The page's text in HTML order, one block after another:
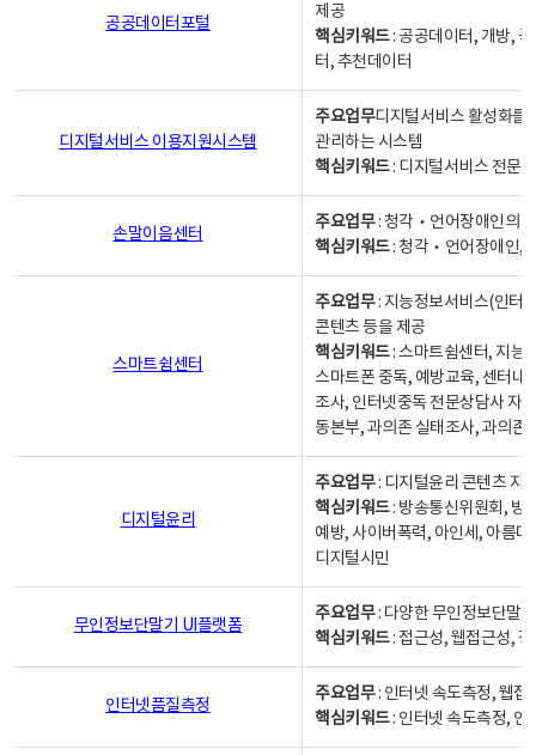
공공데이터포털
제공
핵심키워드: 공공데이터, 개방,
터, 추천데이터
디지털서비스 이용지원시스템
주요업무디지털서비스 활성화를
관리하는 시스템
핵심키워드: 디지털서비스 전문
손말이음센터
주요업무: 청각‧언어장애인의
핵심키워드: 청각‧언어장애인,
스마트쉼센터
주요업무: 지능정보서비스(인터
콘텐츠 등을 제공
핵심키워드: 스마트쉼센터, 지능
스마트폰 중독, 예방교육, 센터내
조사, 인터넷중독 전문상담사 자
동본부, 과의존 실태조사, 과의존
디지털윤리
주요업무: 디지털윤리 콘텐츠 지
핵심키워드: 방송통신위원회, 방
예방, 사이버폭력, 아인세, 아름
디지털시민
무인정보단말기 UI플랫폼
주요업무: 다양한 무인정보단말
핵심키워드: 접근성, 웹접근성,
인터넷품질측정
주요업무: 인터넷 속도측정, 웹접
핵심키워드: 인터넷 속도측정, 인